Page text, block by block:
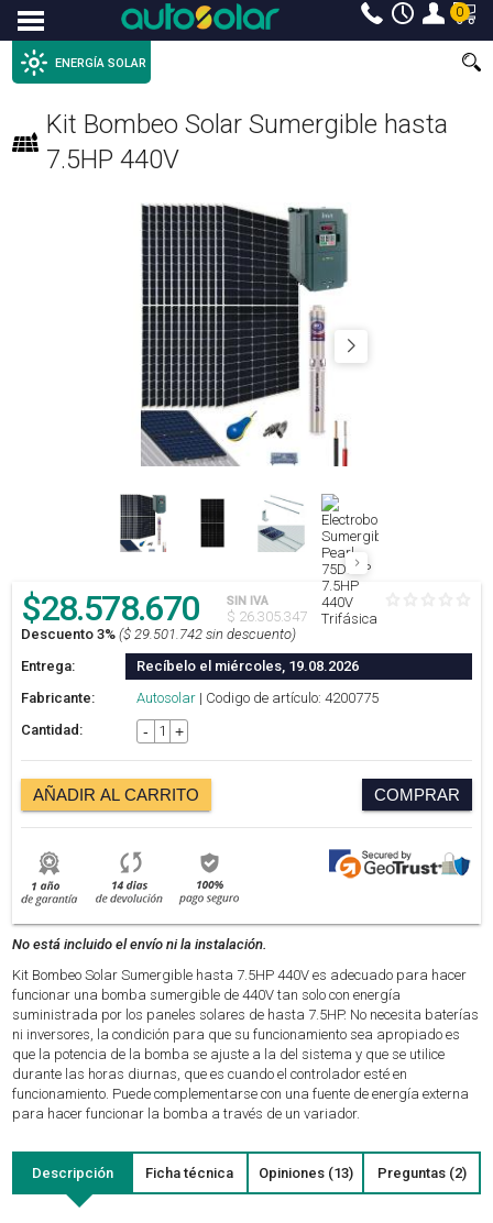
Menu 0
ENERGÍA SOLAR
Kit Bombeo Solar Sumergible hasta
7.5HP 440V
$28.578.670 SIN IVA
$ 26.305.347
Descuento 3% ($ 29.501.742 sin descuento)
Entrega:
Recíbelo el miércoles, 19.08.2026
Fabricante:
Autosolar | Codigo de artículo: 4200775
Cantidad:
- +
AÑADIR AL CARRITO COMPRAR
No está incluido el envío ni la instalación.
Kit Bombeo Solar Sumergible hasta 7.5HP 440V es adecuado para hacer
funcionar una bomba sumergible de 440V tan solo con energía
suministrada por los paneles solares de hasta 7.5HP. No necesita baterías
ni inversores, la condición para que su funcionamiento sea apropiado es
que la potencia de la bomba se ajuste a la del sistema y que se utilice
durante las horas diurnas, que es cuando el controlador esté en
funcionamiento. Puede complementarse con una fuente de energía externa
para hacer funcionar la bomba a través de un variador.
Descripción Ficha técnica Opiniones (13) Preguntas (2)